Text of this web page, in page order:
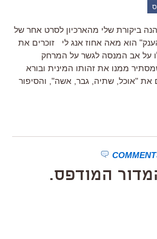
ביקורת שלי מהארכיון לסרט אחר של
הוא מאה אחוז אנג לי זוכרים את
על אב המנסה לגשר על המרחק
ממנו את זהותו המינית ובורא
את "אוכל, שתיה, גבר, אשה", והסיפור
המודפס.